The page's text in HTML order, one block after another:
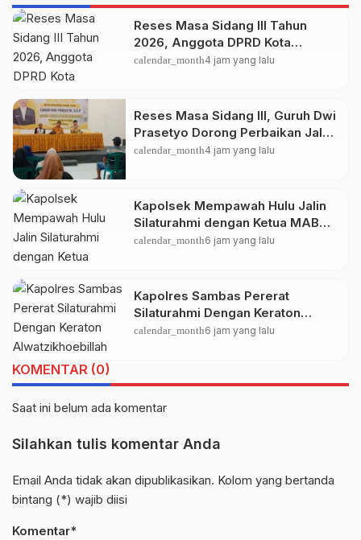
Reses Masa Sidang III Tahun
2026, Anggota DPRD Kota
Probolinggo Fraksi Partai
calendar_month4 jam yang lalu
Reses Masa Sidang III, Guruh Dwi
Prasetyo Dorong Perbaikan Jalan
dan Plengsengan di Kedopok
calendar_month4 jam yang lalu
Kapolsek Mempawah Hulu Jalin
Silaturahmi dengan Ketua MABM
Kecamatan Mempawah Hulu
calendar_month6 jam yang lalu
Kapolres Sambas Pererat
Silaturahmi Dengan Keraton
Alwatzikhoebillah Kesultanan
calendar_month6 jam yang lalu
KOMENTAR (0)
Saat ini belum ada komentar
Silahkan tulis komentar Anda
Email Anda tidak akan dipublikasikan. Kolom yang bertanda
bintang (*) wajib diisi
Komentar*